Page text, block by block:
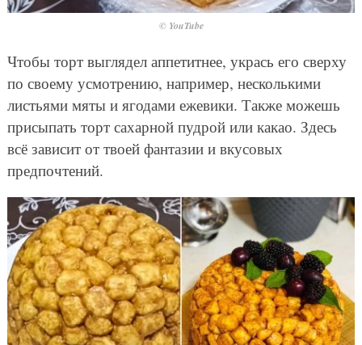
© YouTube
Чтобы торт выглядел аппетитнее, укрась его сверху
по своему усмотрению, например, несколькими
листьями мяты и ягодами ежевики. Также можешь
присыпать торт сахарной пудрой или какао. Здесь
всё зависит от твоей фантазии и вкусовых
предпочтений.